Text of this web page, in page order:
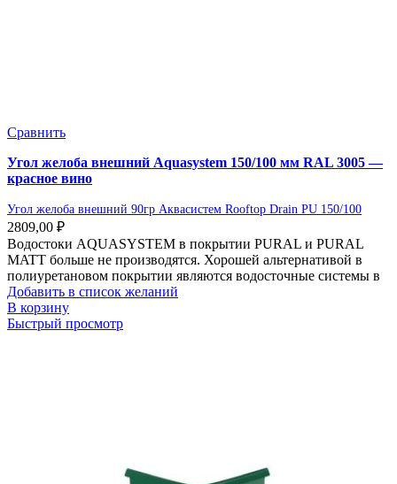
Сравнить
Угол желоба внешний Aquasystem 150/100 мм RAL 3005 —
красное вино
Угол желоба внешний 90гр Аквасистем Rooftop Drain PU 150/100
2809,00 ₽
Водостоки AQUASYSTEM в покрытии PURAL и PURAL
MATT больше не производятся. Хорошей альтернативой в
полиуретановом покрытии являются водосточные системы в
Добавить в список желаний
В корзину
Быстрый просмотр